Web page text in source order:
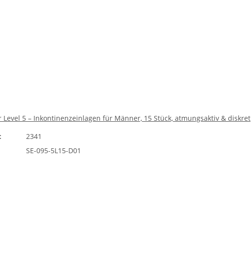
Level 5 – Inkontinenzeinlagen für Männer, 15 Stück, atmungsaktiv & diskret
2341
SE-095-5L15-D01